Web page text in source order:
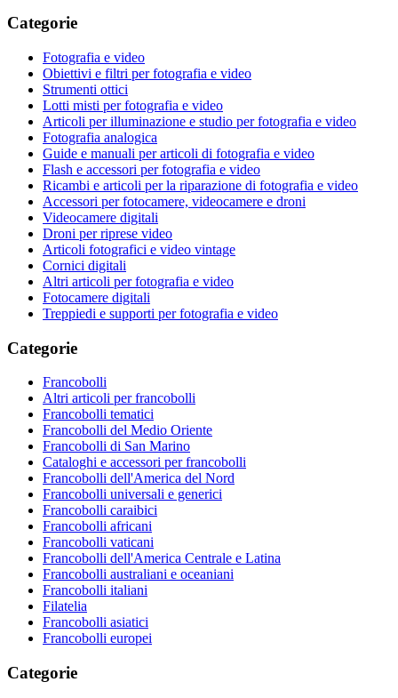
Categorie
Fotografia e video
Obiettivi e filtri per fotografia e video
Strumenti ottici
Lotti misti per fotografia e video
Articoli per illuminazione e studio per fotografia e video
Fotografia analogica
Guide e manuali per articoli di fotografia e video
Flash e accessori per fotografia e video
Ricambi e articoli per la riparazione di fotografia e video
Accessori per fotocamere, videocamere e droni
Videocamere digitali
Droni per riprese video
Articoli fotografici e video vintage
Cornici digitali
Altri articoli per fotografia e video
Fotocamere digitali
Treppiedi e supporti per fotografia e video
Categorie
Francobolli
Altri articoli per francobolli
Francobolli tematici
Francobolli del Medio Oriente
Francobolli di San Marino
Cataloghi e accessori per francobolli
Francobolli dell'America del Nord
Francobolli universali e generici
Francobolli caraibici
Francobolli africani
Francobolli vaticani
Francobolli dell'America Centrale e Latina
Francobolli australiani e oceaniani
Francobolli italiani
Filatelia
Francobolli asiatici
Francobolli europei
Categorie